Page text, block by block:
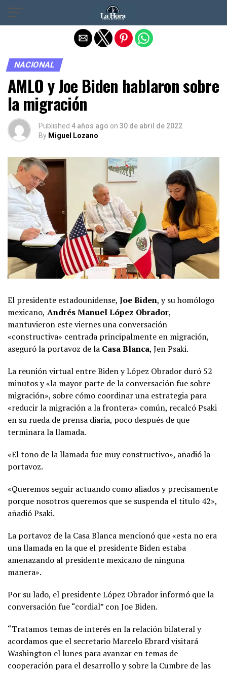
NACIONAL
AMLO y Joe Biden hablaron sobre
la migración
Published 4 años ago on 30 de abril de 2022
By Miguel Lozano
El presidente estadounidense, Joe Biden, y su homólogo
mexicano, Andrés Manuel López Obrador,
mantuvieron este viernes una conversación
«constructiva» centrada principalmente en migración,
aseguró la portavoz de la Casa Blanca, Jen Psaki.
La reunión virtual entre Biden y López Obrador duró 52
minutos y «la mayor parte de la conversación fue sobre
migración», sobre cómo coordinar una estrategia para
«reducir la migración a la frontera» común, recalcó Psaki
en su rueda de prensa diaria, poco después de que
terminara la llamada.
«El tono de la llamada fue muy constructivo», añadió la
portavoz.
«Queremos seguir actuando como aliados y precisamente
porque nosotros queremos que se suspenda el titulo 42»,
añadió Psaki.
La portavoz de la Casa Blanca mencionó que «esta no era
una llamada en la que el presidente Biden estaba
amenazando al presidente mexicano de ninguna
manera».
Por su lado, el presidente López Obrador informó que la
conversación fue “cordial” con Joe Biden.
“Tratamos temas de interés en la relación bilateral y
acordamos que el secretario Marcelo Ebrard visitará
Washington el lunes para avanzar en temas de
cooperación para el desarrollo y sobre la Cumbre de las
Salir de la versión móvil